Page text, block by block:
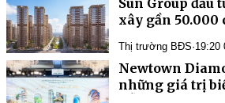
xây gần 50.000
Singapore" tại
Thị trường BĐS·19:20
Newtown
những giá trị